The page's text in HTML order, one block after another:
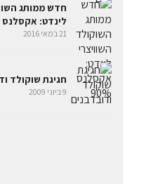
חדש ממותג
לינדט: אקסלנס 90%
21 במאי 2016
חגיגת שוקולד
9 ביוני 2009